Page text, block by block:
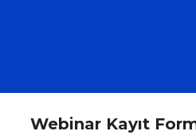
Webinar Kayıt